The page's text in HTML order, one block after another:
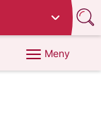
Meny